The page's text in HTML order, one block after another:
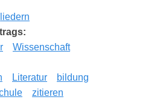
Wissenschaft
Literatur
bildung
zitieren